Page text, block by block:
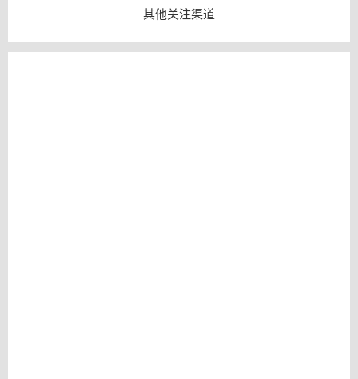
其他关注渠道